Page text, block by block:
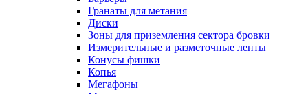
Гранаты для метания
Диски
Зоны для приземления сектора бровки
Измерительные и разметочные ленты
Конусы фишки
Копья
Мегафоны